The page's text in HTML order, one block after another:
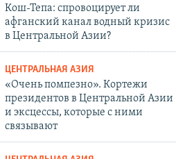
Кош-Тепа: спровоцирует ли
афганский канал водный кризис
в Центральной Азии?
ЦЕНТРАЛЬНАЯ АЗИЯ
«Очень помпезно». Кортежи
президентов в Центральной Азии
и эксцессы, которые с ними
связывают